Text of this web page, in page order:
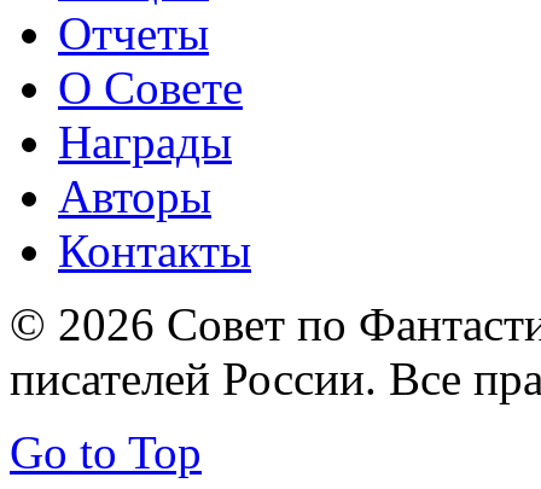
Отчеты
О Совете
Награды
Авторы
Контакты
© 2026 Совет по
писателей России. Все
Go to Top